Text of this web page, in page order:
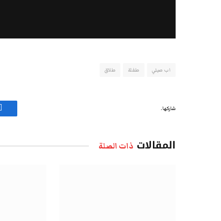
اب صيني طفلة طلاق
شاركها.
المقالات ذات الصلة